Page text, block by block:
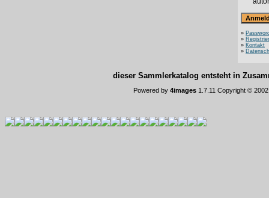
»
»
» Kontakt
»
dieser Sammlerkatalog entsteht in
Powered by 4images 1.7.11 Copyright ©